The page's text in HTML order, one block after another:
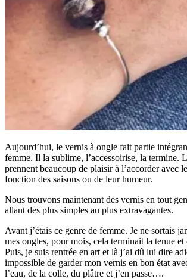
Aujourd’hui, le vernis à ongle fait partie
femme. Il la sublime, l’accessoirise, la termine.
prennent beaucoup de plaisir à l’accorder avec
fonction des saisons ou de leur humeur.
Nous trouvons maintenant des vernis en tout
allant des plus simples au plus extravagantes.
Avant j’étais ce genre de femme. Je ne sortais
mes ongles, pour mois, cela terminait la tenue et
Puis, je suis rentrée en art et là j’ai dû lui dire
impossible de garder mon vernis en bon état
l’eau, de la colle, du plâtre et j’en passe….